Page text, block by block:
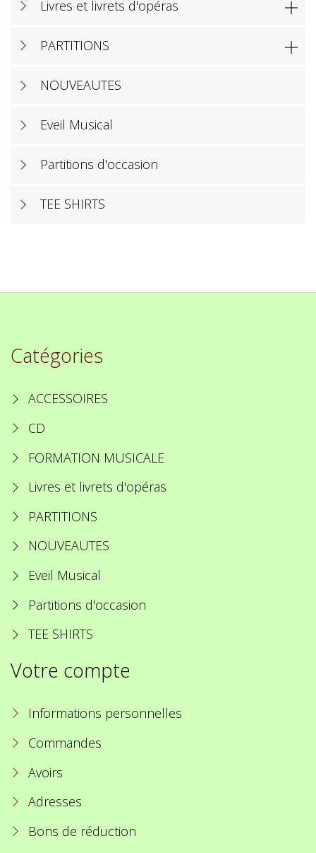
Livres et livrets d'opéras 
PARTITIONS 
NOUVEAUTES
Eveil Musical
Partitions d'occasion
TEE SHIRTS
Catégories
ACCESSOIRES
CD
FORMATION MUSICALE
Livres et livrets d'opéras
PARTITIONS
NOUVEAUTES
Eveil Musical
Partitions d'occasion
TEE SHIRTS
Votre compte
Informations personnelles
Commandes
Avoirs
Adresses
Bons de réduction